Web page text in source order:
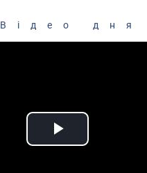
Відео дня
Play Video